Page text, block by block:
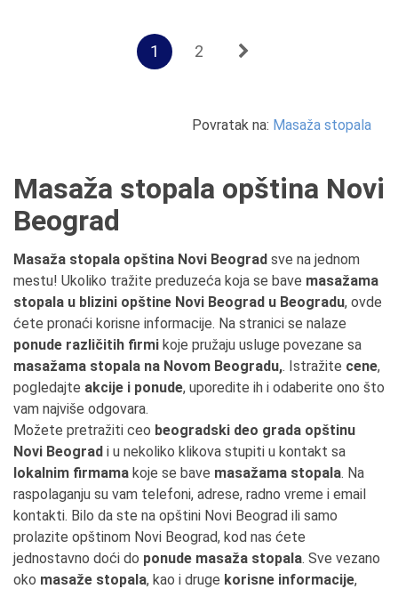
1 2
Povratak na: Masaža stopala
Masaža stopala opština Novi
Beograd
Masaža stopala opština Novi Beograd sve na jednom
mestu! Ukoliko tražite preduzeća koja se bave masažama
stopala u blizini opštine Novi Beograd u Beogradu, ovde
ćete pronaći korisne informacije. Na stranici se nalaze
ponude različitih firmi koje pružaju usluge povezane sa
masažama stopala na Novom Beogradu,. Istražite cene,
pogledajte akcije i ponude, uporedite ih i odaberite ono što
vam najviše odgovara.
Možete pretražiti ceo beogradski deo grada opštinu
Novi Beograd i u nekoliko klikova stupiti u kontakt sa
lokalnim firmama koje se bave masažama stopala. Na
raspolaganju su vam telefoni, adrese, radno vreme i email
kontakti. Bilo da ste na opštini Novi Beograd ili samo
prolazite opštinom Novi Beograd, kod nas ćete
jednostavno doći do ponude masaža stopala. Sve vezano
oko masaže stopala, kao i druge korisne informacije,